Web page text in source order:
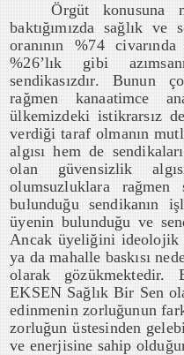
Örgüt konusuna
baktığımızda sağlık ve
oranının %74
%26’lık gibi
sendikasızdır. Bunun
rağmen kanaatimce
ülkemizdeki istikrarsız
verdiği taraf olmanın
algısı hem de
olan güvensizlik
olumsuzluklara rağmen
bulunduğu sendikanın
üyenin bulunduğu ve
Ancak üyeliğini ideolojik
ya da mahalle baskısı
olarak gözükmektedir.
EKSEN Sağlık Bir Sen
edinmenin zorluğunun
zorluğun üstesinden
ve enerjisine sahip